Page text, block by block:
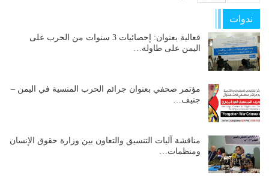
ندوات
فعالية بعنوان: إحصائيات 3 سنوات من الحرب على
اليمن على طاولة…
مؤتمر صحفي بعنوان جرائم الحرب المنسية في اليمن –
جنيف…
مناقشة آليات التنسيق والتعاون بين وزارة حقوق الإنسان
ومنظمات…